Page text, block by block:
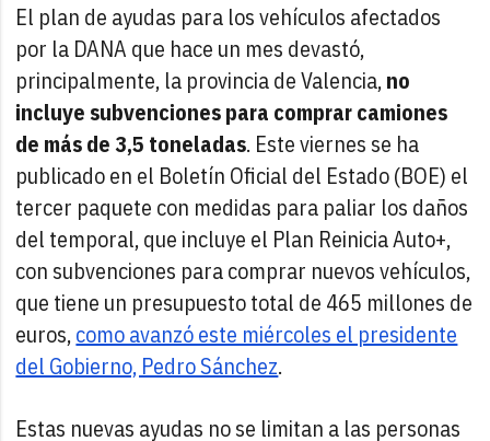
El plan de ayudas para los vehículos afectados
por la DANA que hace un mes devastó,
principalmente, la provincia de Valencia,no
incluye subvenciones para comprar camiones
de más de 3,5 toneladas. Este viernes se ha
publicado en el Boletín Oficial del Estado (BOE) el
tercer paquete con medidas para paliar los daños
del temporal, que incluye el Plan Reinicia Auto+,
con subvenciones para comprar nuevos vehículos,
que tiene un presupuesto total de 465 millones de
euros,como avanzó este miércoles el presidente
del Gobierno, Pedro Sánchez.
Estas nuevas ayudas no se limitan a las personas